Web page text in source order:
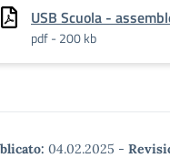
USB Scuola -
pdf - 200 kb
04.02.2025 -